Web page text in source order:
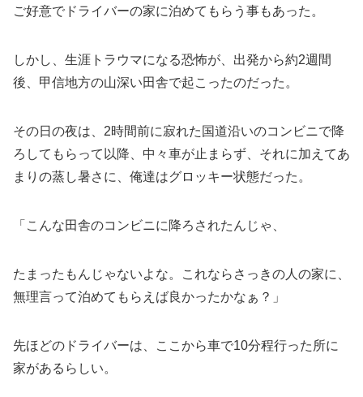
ご好意でドライバーの家に泊めてもらう事もあった。
しかし、生涯トラウマになる恐怖が、出発から約2週間
後、甲信地方の山深い田舎で起こったのだった。
その日の夜は、2時間前に寂れた国道沿いのコンビニで降
ろしてもらって以降、中々車が止まらず、それに加えてあ
まりの蒸し暑さに、俺達はグロッキー状態だった。
「こんな田舎のコンビニに降ろされたんじゃ、
たまったもんじゃないよな。これならさっきの人の家に、
無理言って泊めてもらえば良かったかなぁ？」
先ほどのドライバーは、ここから車で10分程行った所に
家があるらしい。